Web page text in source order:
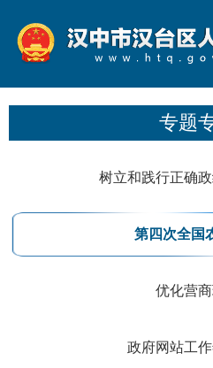
专题
树立和践行正确
第四次全国
优化营
政府网站工